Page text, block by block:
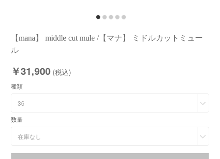
【mana】 middle cut mule /【マナ】 ミドルカットミュー
ル
￥31,900 (税込)
種類
36
数量
在庫なし